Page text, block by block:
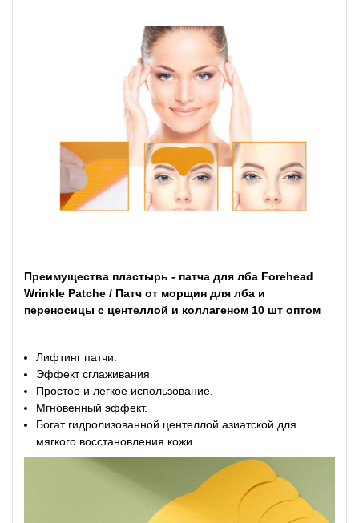
Преимущества пластырь - патча для лба Forehead
Wrinkle Patche / Патч от морщин для лба и
переносицы с центеллой и коллагеном 10 шт оптом
Лифтинг патчи.
Эффект сглаживания
Простое и легкое использование.
Мгновенный эффект.
Богат гидролизованной центеллой азиатской для
мягкого восстановления кожи.